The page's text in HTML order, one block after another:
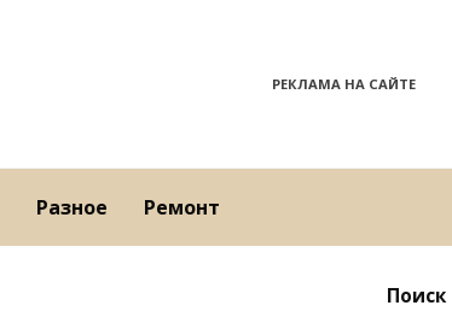
РЕКЛАМА НА САЙТЕ
Разное Ремонт
Поиск